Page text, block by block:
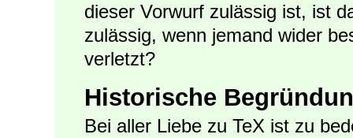
dieser Vorwurf zulässig ist, ist
zulässig, wenn jemand wider
verletzt?
Historische
Bei aller Liebe zu TeX ist zu